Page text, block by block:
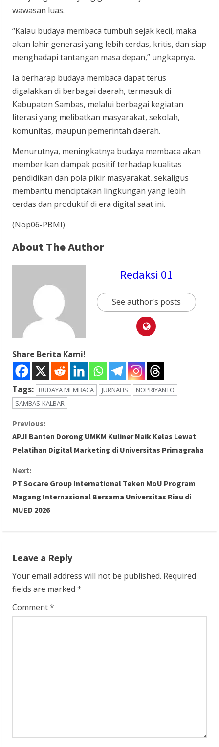
wawasan luas.
“Kalau budaya membaca tumbuh sejak kecil, maka
akan lahir generasi yang lebih cerdas, kritis, dan siap
menghadapi tantangan masa depan,” ungkapnya.
Ia berharap budaya membaca dapat terus
digalakkan di berbagai daerah, termasuk di
Kabupaten Sambas, melalui berbagai kegiatan
literasi yang melibatkan masyarakat, sekolah,
komunitas, maupun pemerintah daerah.
Menurutnya, meningkatnya budaya membaca akan
memberikan dampak positif terhadap kualitas
pendidikan dan pola pikir masyarakat, sekaligus
membantu menciptakan lingkungan yang lebih
cerdas dan produktif di era digital saat ini.
(Nop06-PBMI)
About The Author
Redaksi 01
See author's posts
Share Berita Kami!
Tags: BUDAYA MEMBACA JURNALIS
NOPRIYANTO
SAMBAS-KALBAR
C
o
n
t
i
e
R
e
Previous:
APJI Banten Dorong UMKM Kuliner Naik Kelas Lewat
Pelatihan Digital Marketing di Universitas Primagraha
Next:
PT Socare Group International Teken MoU Program
Magang Internasional Bersama Universitas Riau di
MUED 2026
Leave a Reply
Your email address will not be published. Required
fields are marked *
Comment*